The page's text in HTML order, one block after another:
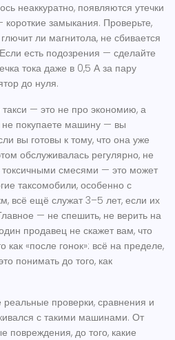
неаккуратно, появляются утечки
короткие замыкания. Проверьте,
ли магнитола, не сбивается
есть подозрения — сделайте
тока даже в 0,5 А за пару
до нуля.
— это не про экономию, а
покупаете машину — вы
вы готовы к тому, что она уже
обслуживалась регулярно, не
смесями — это может
таксомобили, особенно с
всё ещё служат 3–5 лет, если их
— не спешить, не верить на
продавец не скажет вам, что
«после гонок»: всё на пределе,
понимать до того, как
проверки, сравнения и
с такими машинами. От
повреждения, до того, какие